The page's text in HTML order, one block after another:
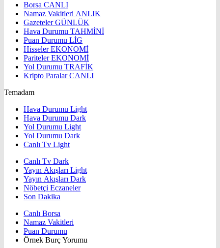
Borsa CANLI
Namaz Vakitleri ANLIK
GazetelerGÜNLÜK
Hava Durumu TAHMİNİ
Puan Durumu LİG
HisselerEKONOMİ
ParitelerEKONOMİ
Yol Durumu TRAFİK
Kripto ParalarCANLI
Temadam
Hava Durumu Light
Hava Durumu Dark
Yol Durumu Light
Yol Durumu Dark
Canlı Tv Light
Canlı Tv Dark
Yayın Akışları Light
Yayın Akışları Dark
Nöbetçi Eczaneler
Son Dakika
Canlı Borsa
Namaz Vakitleri
Puan Durumu
Örnek Burç Yorumu